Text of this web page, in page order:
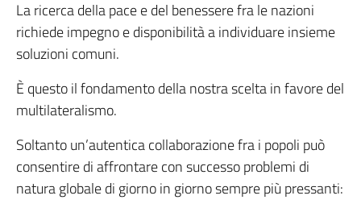
La ricerca della pace e del benessere fra le nazioni
richiede impegno e disponibilità a individuare insieme
soluzioni comuni.
È questo il fondamento della nostra scelta in favore del
multilateralismo.
Soltanto un’autentica collaborazione fra i popoli può
consentire di affrontare con successo problemi di
natura globale di giorno in giorno sempre più pressanti: